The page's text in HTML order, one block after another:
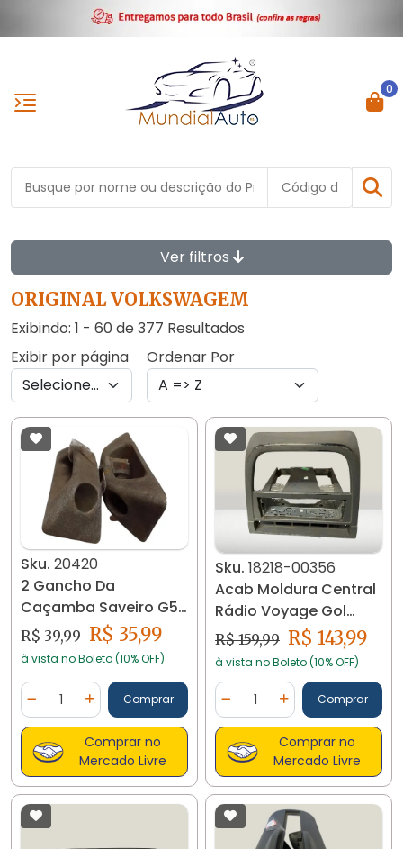
0
Ver filtros
ORIGINAL VOLKSWAGEM
Exibindo: 1 - 60 de 377 Resultados
Exibir por página
Ordenar Por
Sku. 20420
2 Gancho Da
Caçamba Saveiro G5
G6 20420
R$ 39,99 R$ 35,99
à vista no Boleto (10% OFF)
Diminuir Quantidade
Quantidade
Adicionar Quantidade
Comprar
Comprar no
Mercado Livre
Sku. 18218-00356
Acab Moldura Central
Rádio Voyage Gol
Saveiro G6 18218 C08
R$ 159,99 R$ 143,99
à vista no Boleto (10% OFF)
Diminuir Quantidade
Quantidade
AdicionarComprar
Comprar no
Mercado Livre